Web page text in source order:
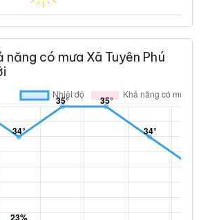
năng có mưa Xã Tuyên Phú